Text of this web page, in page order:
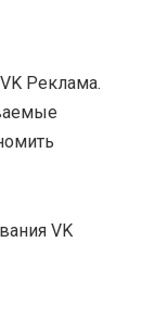
Реклама.
VK